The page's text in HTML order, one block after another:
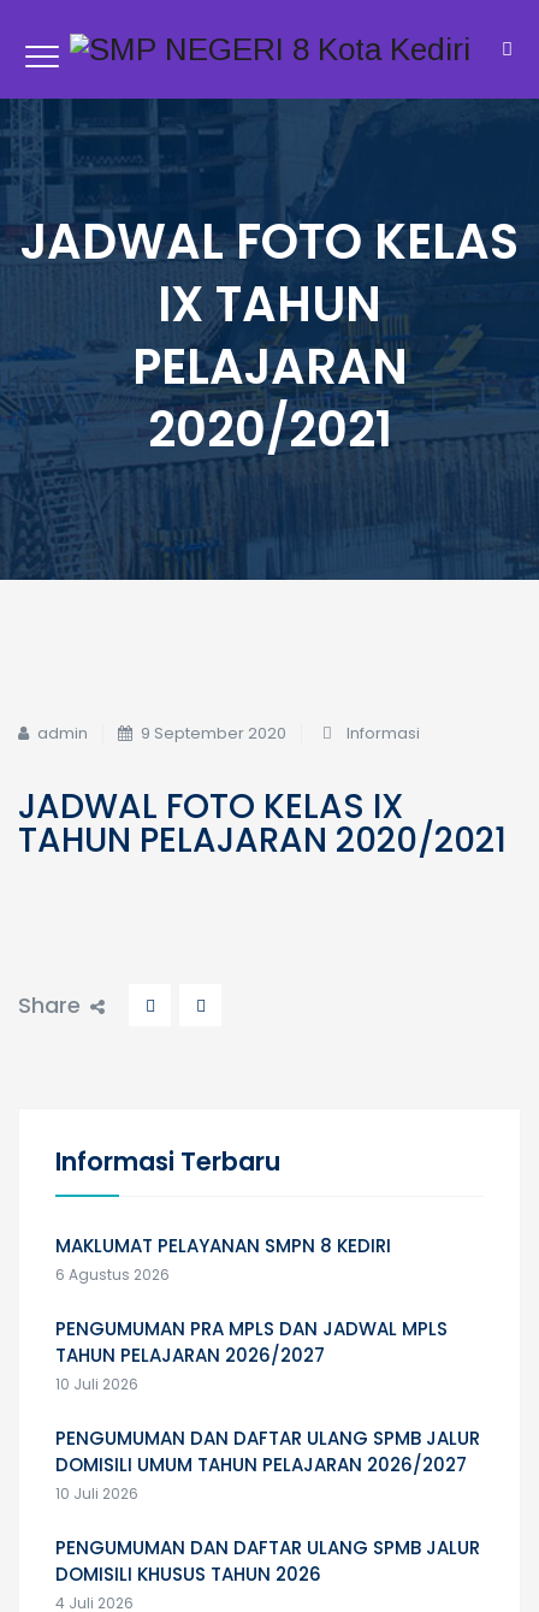
JADWAL FOTO KELAS
IX TAHUN
PELAJARAN
2020/2021
admin 9 September 2020 Informasi
JADWAL FOTO KELAS IX
TAHUN PELAJARAN 2020/2021
Share
Informasi Terbaru
MAKLUMAT PELAYANAN SMPN 8 KEDIRI
6 Agustus 2026
PENGUMUMAN PRA MPLS DAN JADWAL MPLS
TAHUN PELAJARAN 2026/2027
10 Juli 2026
PENGUMUMAN DAN DAFTAR ULANG SPMB JALUR
DOMISILI UMUM TAHUN PELAJARAN 2026/2027
10 Juli 2026
PENGUMUMAN DAN DAFTAR ULANG SPMB JALUR
DOMISILI KHUSUS TAHUN 2026
4 Juli 2026